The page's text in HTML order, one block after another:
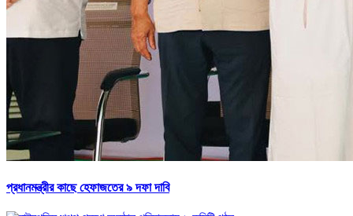
প্রধানমন্ত্রীর কাছে হেফাজতের ৯ দফা দাবি